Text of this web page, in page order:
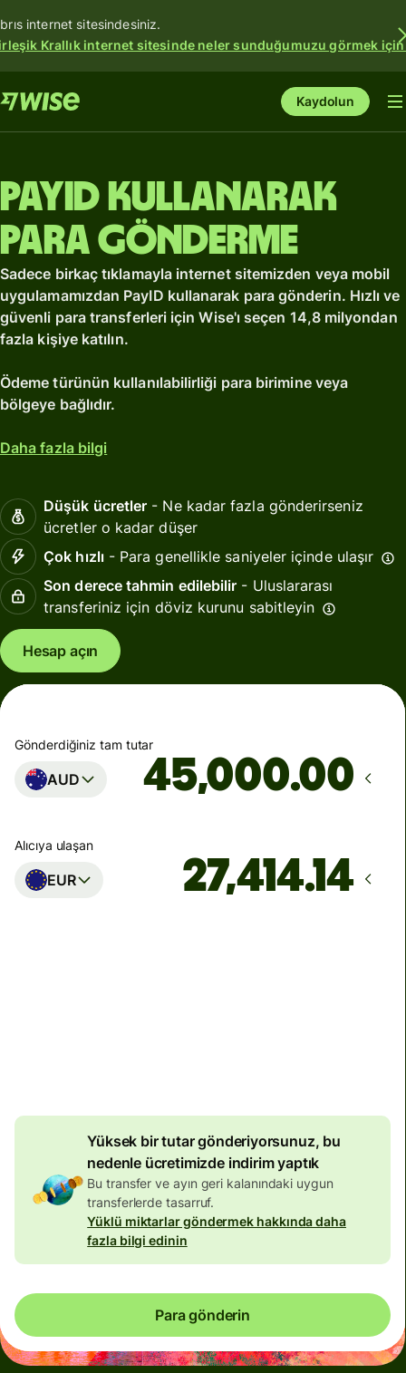
internet sitesindesiniz.
Krallık internet sitesinde neler sunduğumuzu görmek için
Kaydolun
PayID kullanarak
para gönderme
Sadece birkaç tıklamayla internet sitemizden veya mobil
uygulamamızdan PayID kullanarak para gönderin. Hızlı ve
güvenli para transferleri için Wise'ı seçen 14,8 milyondan
fazla kişiye katılın.
Ödeme türünün kullanılabilirliği para birimine veya
bölgeye bağlıdır.
Daha fazla bilgi
Düşük ücretler - Ne kadar fazla gönderirseniz
ücretler o kadar düşer
Çok hızlı- Para genellikle saniyeler içinde ulaşır
Son derece tahmin edilebilir - Uluslararası
transferiniz için döviz kurunu sabitleyin
Hesap açın
Gönderdiğiniz tam tutar
AUD .00
Alıcıya ulaşan
EUR
Yüksek bir tutar gönderiyorsunuz, bu
nedenle ücretimizde indirim yaptık
Bu transfer ve ayın geri kalanındaki uygun
transferlerde tasarruf.
Yüklü miktarlar göndermek hakkında daha
fazla bilgi edinin
Para gönderin